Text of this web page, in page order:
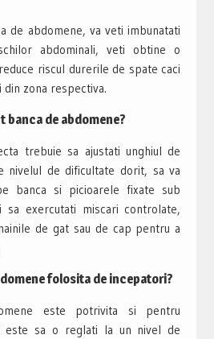
de abdomene, va veti imbunatati
abdominali, veti obtine o
riscul durerile de spate caci
zona respectiva.
de abdomene?
trebuie sa ajustati unghiul de
nivelul de dificultate dorit, sa va
banca si picioarele fixate sub
sa exercutati miscari controlate,
de gat sau de cap pentru a
folosita de incepatori?
este potrivita si pentru
este sa o reglati la un nivel de